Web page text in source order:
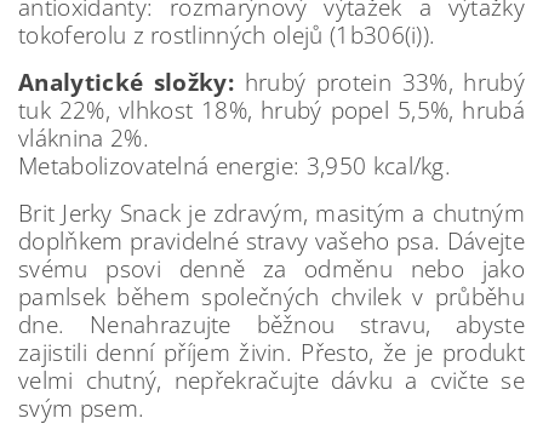
antioxidanty: rozmarýnový výtažek a výtažky
tokoferolu z rostlinných olejů (1b306(i)).
Analytické složky: hrubý protein 33%, hrubý
tuk 22%, vlhkost 18%, hrubý popel 5,5%, hrubá
vláknina 2%.
Metabolizovatelná energie: 3,950 kcal/kg.
Brit Jerky Snack je zdravým, masitým a chutným
doplňkem pravidelné stravy vašeho psa. Dávejte
svému psovi denně za odměnu nebo jako
pamlsek během společných chvilek v průběhu
dne. Nenahrazujte běžnou stravu, abyste
zajistili denní příjem živin. Přesto, že je produkt
velmi chutný, nepřekračujte dávku a cvičte se
svým psem.